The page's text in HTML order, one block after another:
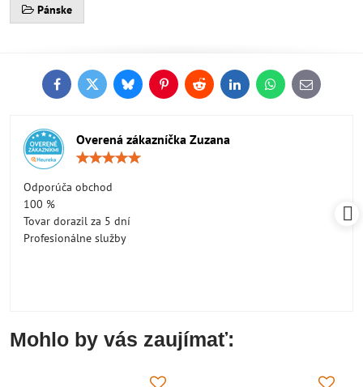
Pánske
FacebookTwitterBlueskyPinterestReddit LinkedInWhatsApp
E-
mail
Overená zákazníčka Zuzana
Odporúča obchod
100 %
Tovar dorazil za 5 dní
Profesionálne služby
Mohlo by vás zaujímať: